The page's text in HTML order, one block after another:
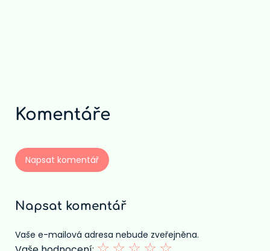
Komentáře
Napsat komentář
Napsat komentář
Vaše e-mailová adresa nebude zveřejněna.